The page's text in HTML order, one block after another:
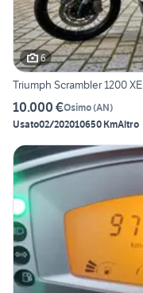
6
Triumph Scrambler 1200 XE
10.000 €Osimo(AN)
Usato02/202010650 KmAltro